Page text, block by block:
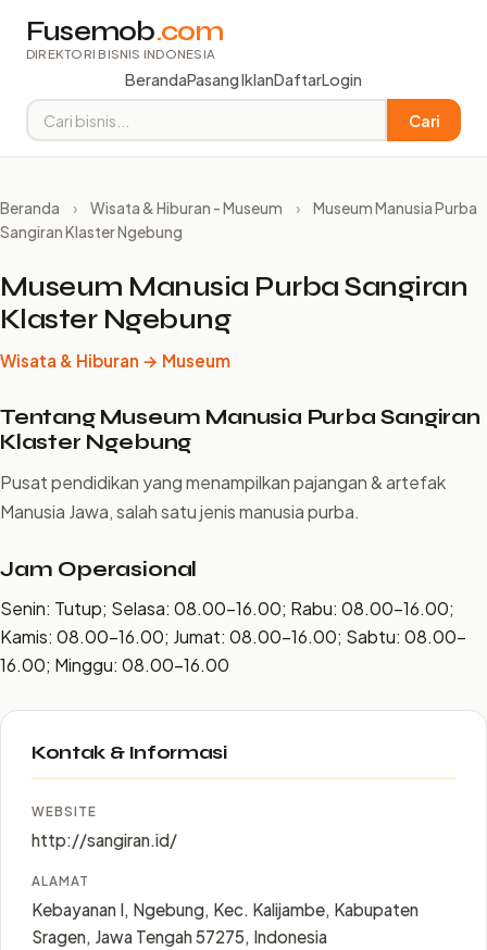
Fusemob.com
DIREKTORI BISNIS INDONESIA
BerandaPasang IklanDaftarLogin
Cari
Beranda › Wisata & Hiburan - Museum ›
Museum Manusia Purba
Sangiran Klaster Ngebung
Museum Manusia Purba Sangiran
Klaster Ngebung
Wisata & Hiburan → Museum
Tentang Museum Manusia Purba Sangiran
Klaster Ngebung
Pusat pendidikan yang menampilkan pajangan & artefak
Manusia Jawa, salah satu jenis manusia purba.
Jam Operasional
Senin: Tutup; Selasa: 08.00–16.00; Rabu: 08.00–16.00;
Kamis: 08.00–16.00; Jumat: 08.00–16.00; Sabtu: 08.00–
16.00; Minggu: 08.00–16.00
Kontak & Informasi
WEBSITE
http://sangiran.id/
ALAMAT
Kebayanan I, Ngebung, Kec. Kalijambe, Kabupaten
Sragen, Jawa Tengah 57275, Indonesia